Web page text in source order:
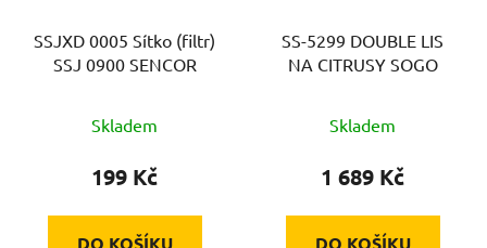
SSJXD 0005 Sítko (filtr)
SSJ 0900 SENCOR
Skladem
199 Kč
DO KOŠÍKU
SS-5299 DOUBLE LIS
NA CITRUSY SOGO
Skladem
1 689 Kč
DO KOŠÍKU